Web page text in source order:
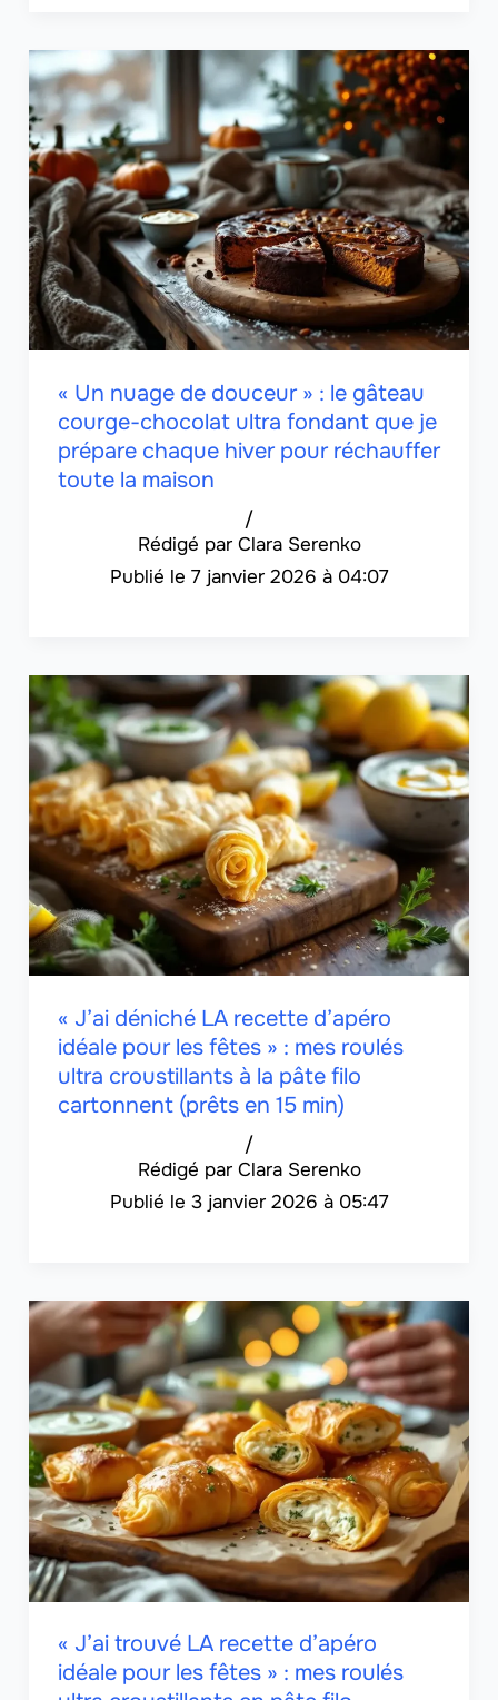
« Un nuage de douceur » : le gâteau
courge-chocolat ultra fondant que je
prépare chaque hiver pour réchauffer
toute la maison
Clara Serenko
/
7 janvier 2026 à 04:07
« J’ai déniché LA recette d’apéro
idéale pour les fêtes » : mes roulés
ultra croustillants à la pâte filo
cartonnent (prêts en 15 min)
Clara Serenko
/
3 janvier 2026 à 05:47
« J’ai trouvé LA recette d’apéro
idéale pour les fêtes » : mes roulés